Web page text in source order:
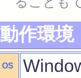
動作環境
OS